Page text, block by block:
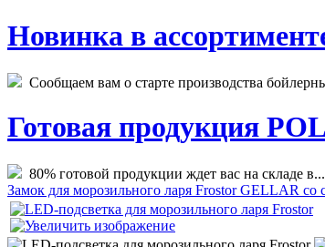
Новинка в
Сообщаем вам о старте производства
Готовая продукция
80% готовой продукции ждет вас на складе в...
Замок для морозильного ларя Frostor GELLAR со